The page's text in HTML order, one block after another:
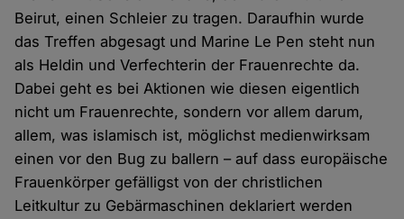
Beirut, einen Schleier zu tragen. Daraufhin wurde
das Treffen abgesagt und Marine Le Pen steht nun
als Heldin und Verfechterin der Frauenrechte da.
Dabei geht es bei Aktionen wie diesen eigentlich
nicht um Frauenrechte, sondern vor allem darum,
allem, was islamisch ist, möglichst medienwirksam
einen vor den Bug zu ballern – auf dass europäische
Frauenkörper gefälligst von der christlichen
Leitkultur zu Gebärmaschinen deklariert werden